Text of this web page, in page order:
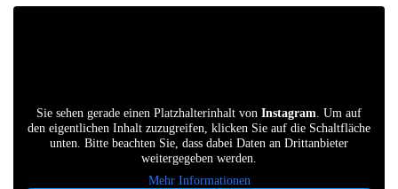
Sie sehen gerade einen Platzhalterinhalt von Instagram. Um auf
den eigentlichen Inhalt zuzugreifen, klicken Sie auf die Schaltfläche
unten. Bitte beachten Sie, dass dabei Daten an Drittanbieter
weitergegeben werden.
Mehr Informationen